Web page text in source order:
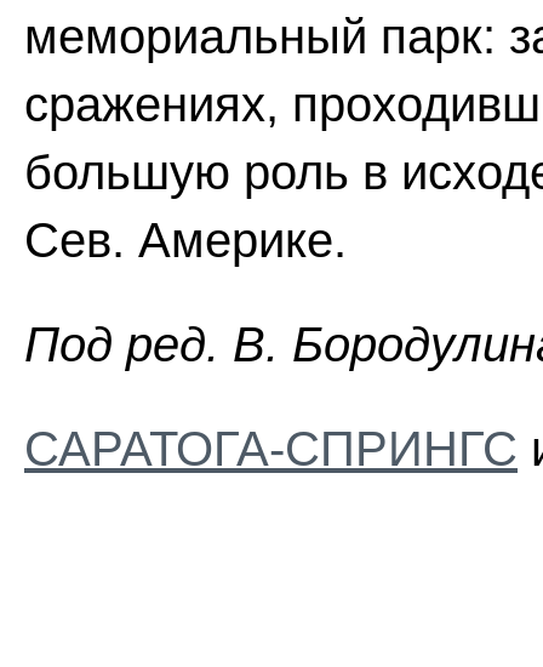
мемориальный парк:
сражениях,
большую роль в
Сев. Америке.
Пoд peд. B.
САРАТОГА-СПРИНГС